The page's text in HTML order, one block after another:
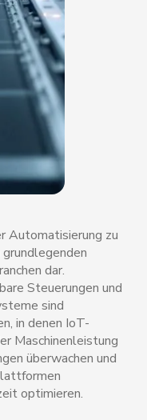
Automatisierung zu
dar.
Steuerungen und
sind
in denen IoT-
Maschinenleistung
überwachen und
optimieren.